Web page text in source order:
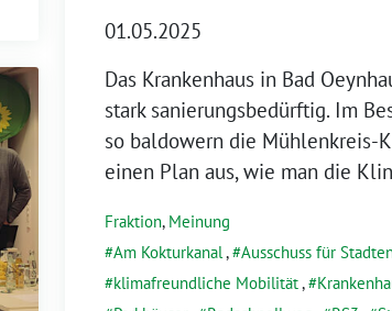
01.05.2025
Das Krankenhaus in Bad
stark sanierungsbedürftig. Im
so baldowern die Mühlenkreis-
einen Plan aus, wie man die
Fraktion, Meinung
Am Kokturkanal, Ausschuss für
klimafreundliche Mobilität,